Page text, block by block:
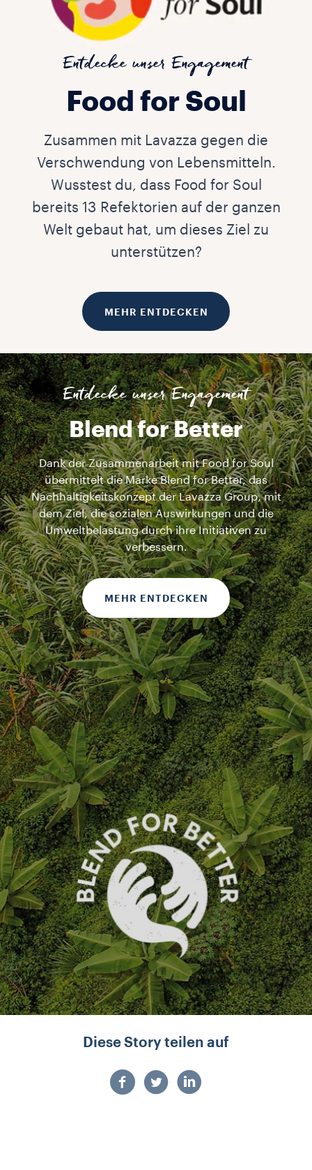
Entdecke unser Engagement
Food for Soul
Zusammen mit Lavazza gegen die
Verschwendung von Lebensmitteln.
Wusstest du, dass Food for Soul
bereits 13 Refektorien auf der ganzen
Welt gebaut hat, um dieses Ziel zu
unterstützen?
MEHR ENTDECKEN
Entdecke unser Engagement
Blend for Better
Dank der Zusammenarbeit mit Food for Soul
übermittelt die Marke Blend for Better, das
Nachhaltigkeitskonzept der Lavazza Group, mit
dem Ziel, die sozialen Auswirkungen und die
Umweltbelastung durch ihre Initiativen zu
verbessern.
MEHR ENTDECKEN
Diese Story teilen auf